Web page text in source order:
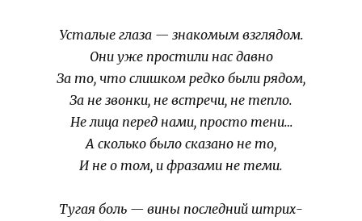
Усталые глаза — знакомым взглядом.
Они уже простили нас давно
За то, что слишком редко были рядом,
За не звонки, не встречи, не тепло.
Не лица перед нами, просто тени…
А сколько было сказано не то,
И не о том, и фразами не теми.
Тугая боль — вины последний штрих-